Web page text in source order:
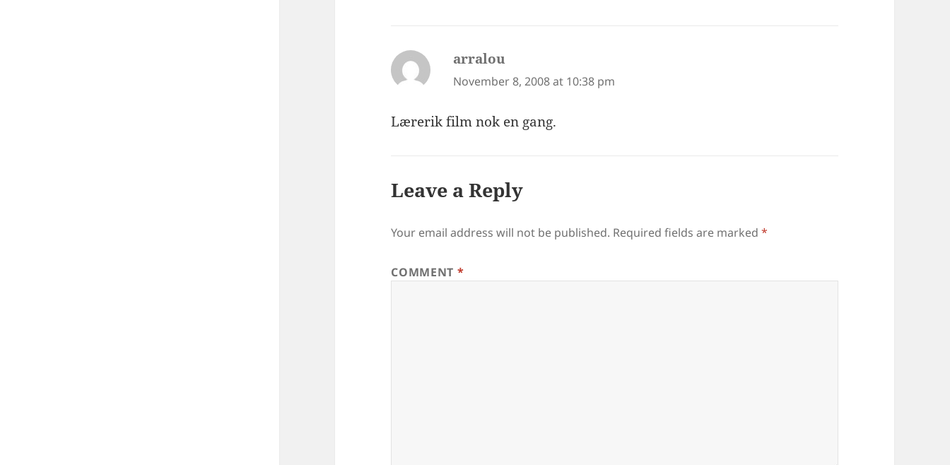
arralou
November 8, 2008 at 10:38 pm
Lærerik film nok en gang.
Leave a Reply
Your email address will not be published. Required fields are marked*
COMMENT *